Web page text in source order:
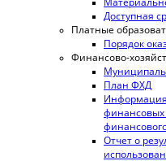
Доступная
Платные
Порядок
Финансово-
План ФХД
финансовых
Отчет о